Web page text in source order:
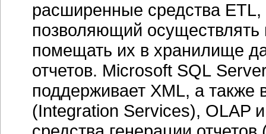
расширенные средства
позволяющий
помещать их в хранилище
отчетов. Microsoft SQL
поддерживает XML, а также
(Integration Services), OLAP